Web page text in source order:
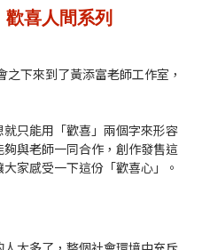
歡喜人間系列
下來到了黃添富老師工作室，
只能用「歡喜」兩個字來形容
與老師一同合作，創作發售這
家感受一下這份「歡喜心」。